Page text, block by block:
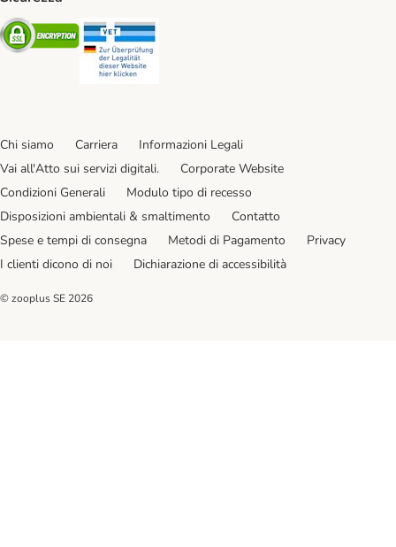
Security
Chi siamo Carriera
Informazioni Legali
Vai all'Atto sui servizi digitali.
Corporate Website
Condizioni Generali
Modulo tipo di recesso
Disposizioni ambientali & smaltimento
Contatto
Spese e tempi di consegna
Metodi di Pagamento
Privacy
I clienti dicono di noi
Dichiarazione di accessibilità
© zooplus SE 2026